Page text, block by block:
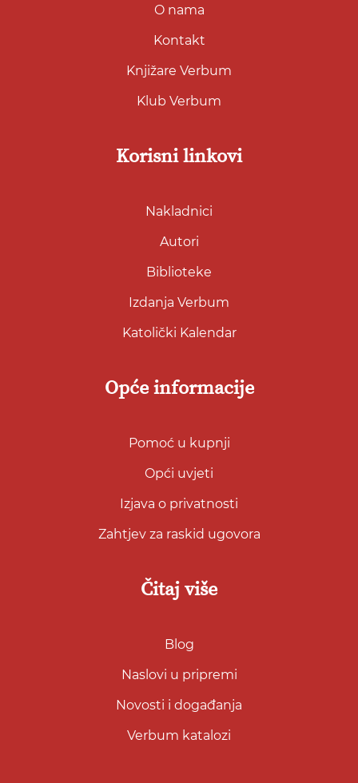
O nama
Kontakt
Knjižare Verbum
Klub Verbum
Korisni linkovi
Nakladnici
Autori
Biblioteke
Izdanja Verbum
Katolički Kalendar
Opće informacije
Pomoć u kupnji
Opći uvjeti
Izjava o privatnosti
Zahtjev za raskid ugovora
Čitaj više
Blog
Naslovi u pripremi
Novosti i događanja
Verbum katalozi